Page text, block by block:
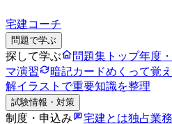
宅建コーチ
問題で学ぶ
探して学ぶ 問題集トップ年度
マ演習
暗記カードめくって覚
解イラストで重要知識を整理
試験情報・対策
制度・申込み 宅建とは独占業